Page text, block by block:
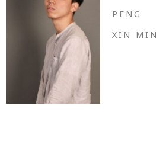
PENG
XIN MIN